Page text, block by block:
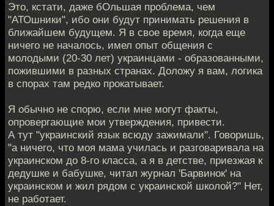
Это, кстати, даже бОльшая проблема, чем
"АТОшники", ибо они будут принимать решения в
ближайшем будущем. Я в свое время, когда еще
ничего не началось, имел опыт общения с
молодыми (20-30 лет) украинцами - образованными,
пожившими в разных странах. Доложу я вам, логика
в спорах там редко прокатывает.
Я обычно не спорю, если мне могут факты,
опровергающие мои утверждения, привести.
А тут "украинский язык всюду зажимали". Говоришь,
"а ничего, что моя мама училась и разговаривала на
украинском до 8-го класса, а я в детстве, приезжая к
дедушке и бабушке, читал журнал 'Барвинок' на
украинском и жил рядом с украинской школой?" Нет,
не работает.